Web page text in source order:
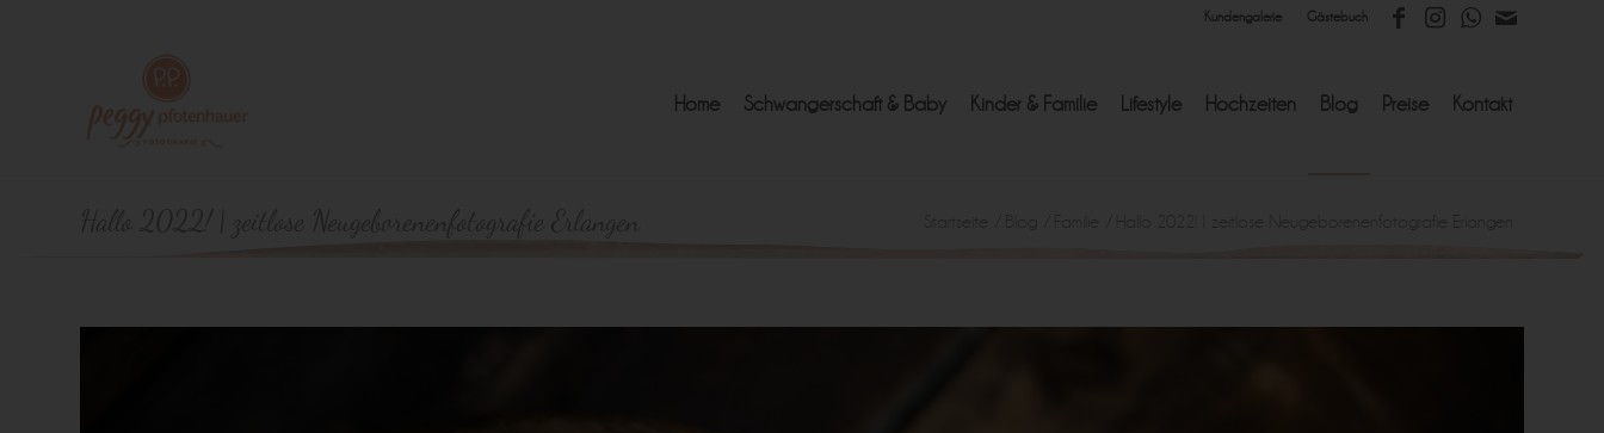
Kundengalerie Gästebuch
Home Schwangerschaft & Baby Kinder & Familie Lifestyle Hochzeiten Blog Preise Kontakt